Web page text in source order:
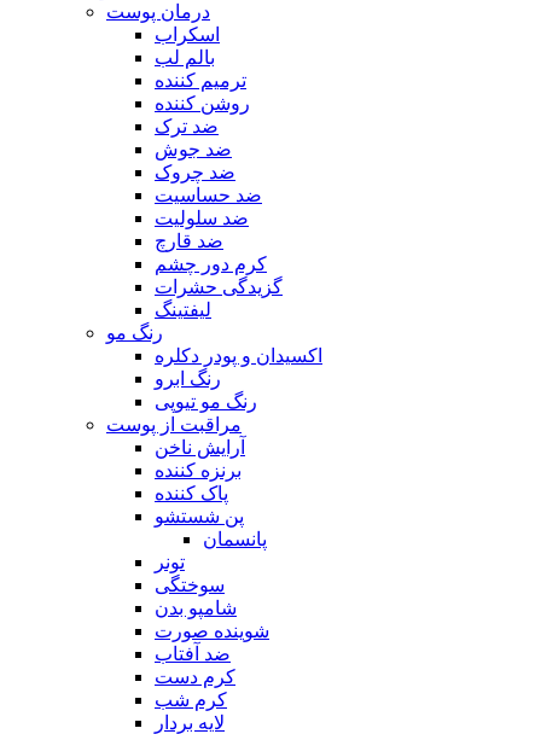
درمان پوست
اسکراب
بالم لب
ترمیم کننده
روشن کننده
ضد ترک
ضد جوش
ضد چروک
ضد حساسیت
ضد سلولیت
ضد قارچ
کرم دور چشم
گزیدگی حشرات
لیفتینگ
رنگ مو
اکسیدان و پودر دکلره
رنگ ابرو
رنگ مو تیوپی
مراقبت از پوست
آرایش ناخن
برنزه کننده
پاک کننده
پن شستشو
پانسمان
تونر
سوختگی
شامپو بدن
شوینده صورت
ضد آفتاب
کرم دست
کرم شب
لایه بردار